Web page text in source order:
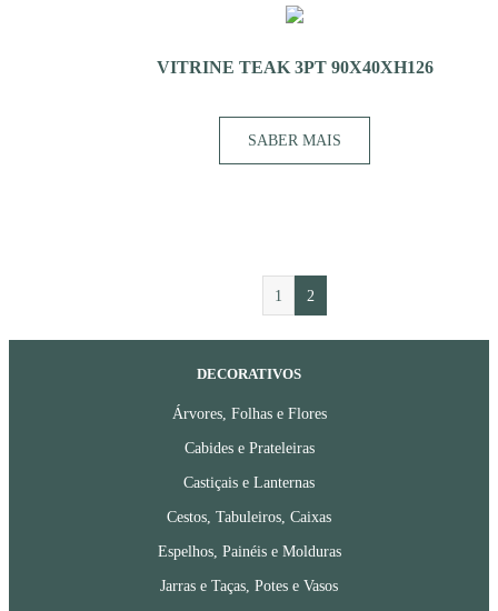
VITRINE TEAK 3PT 90X40XH126
SABER MAIS
1 2
DECORATIVOS
Árvores, Folhas e Flores
Cabides e Prateleiras
Castiçais e Lanternas
Cestos, Tabuleiros, Caixas
Espelhos, Painéis e Molduras
Jarras e Taças, Potes e Vasos